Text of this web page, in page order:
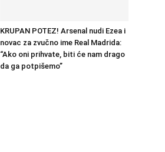
KRUPAN POTEZ! Arsenal nudi Ezea i
novac za zvučno ime Real Madrida:
“Ako oni prihvate, biti će nam drago
da ga potpišemo”